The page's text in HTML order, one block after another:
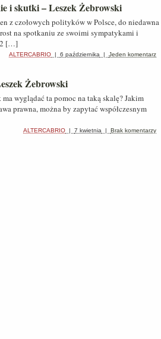
i skutki – Leszek Żebrowski
z czołowych polityków w Polsce, do niedawna
na spotkaniu ze swoimi sympatykami i
[…]
ALTERCABRIO | 6 października | Jeden komentarz
Żebrowski
wyglądać ta pomoc na taką skalę? Jakim
prawna, można by zapytać współczesnym
ALTERCABRIO | 7 kwietnia | Brak komentarzy